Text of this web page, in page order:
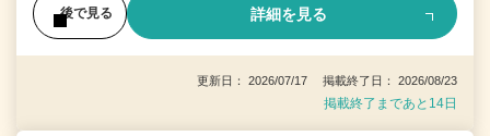
後で見る 詳細を見る
更新日： 2026/07/17 掲載終了日： 2026/08/23
掲載終了まであと14日